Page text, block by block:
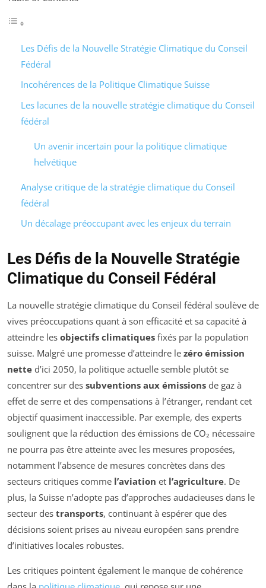
Les Défis de la Nouvelle Stratégie Climatique du Conseil
Fédéral
Incohérences de la Politique Climatique Suisse
Les lacunes de la nouvelle stratégie climatique du Conseil
fédéral
Un avenir incertain pour la politique climatique
helvétique
Analyse critique de la stratégie climatique du Conseil
fédéral
Un décalage préoccupant avec les enjeux du terrain
Les Défis de la Nouvelle Stratégie
Climatique du Conseil Fédéral
La nouvelle stratégie climatique du Conseil fédéral soulève de
vives préoccupations quant à son efficacité et sa capacité à
atteindre les objectifs climatiques fixés par la population
suisse. Malgré une promesse d’atteindre le zéro émission
nette d’ici 2050, la politique actuelle semble plutôt se
concentrer sur des subventions aux émissions de gaz à
effet de serre et des compensations à l’étranger, rendant cet
objectif quasiment inaccessible. Par exemple, des experts
soulignent que la réduction des émissions de CO₂ nécessaire
ne pourra pas être atteinte avec les mesures proposées,
notamment l’absence de mesures concrètes dans des
secteurs critiques comme l’aviation et l’agriculture. De
plus, la Suisse n’adopte pas d’approches audacieuses dans le
secteur des transports, continuant à espérer que des
décisions soient prises au niveau européen sans prendre
d’initiatives locales robustes.
Les critiques pointent également le manque de cohérence